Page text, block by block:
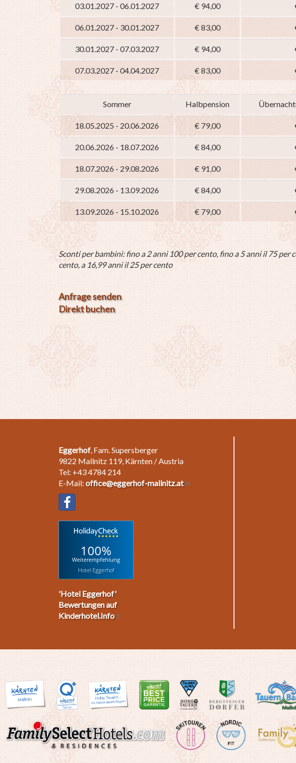
03.01.2027 - 06.01.2027 € 94,00
06.01.2027 - 30.01.2027 € 83,00
30.01.2027 - 07.03.2027 € 94,00
07.03.2027 - 04.04.2027 € 83,00
Sommer Halbpension
18.05.2025 - 20.06.2026 € 79,00
20.06.2026 - 18.07.2026 € 84,00
18.07.2026 - 29.08.2026 € 91,00
29.08.2026 - 13.09.2026 € 84,00
13.09.2026 - 15.10.2026 € 79,00
Sconti per bambini: fino a 2 anni 100 per cento, fino a 5 anni il 75 per
cento, a 16,99 anni il 25 per cento
Anfrage senden
Direkt buchen
Eggerhof, Fam. Supersberger
9822 Mallnitz 119, Kärnten / Austria
Tel: +43 4784 214
E-Mail: office@eggerhof-mallnitz.at
100%
Weiterempfehlung
Hotel Eggerhof
'Hotel Eggerhof'
Bewertungen auf
Kinderhotel.Info